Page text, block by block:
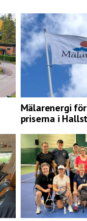
Mälarenergi
priserna i